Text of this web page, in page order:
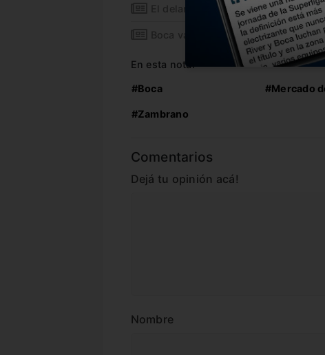
El delantero que podría perder Boca
Boca va por el nuevo Nández
En esta nota:
#Boca #Mercado
#Zambrano
Comentarios
Dejá tu opinión acá!
Nombre